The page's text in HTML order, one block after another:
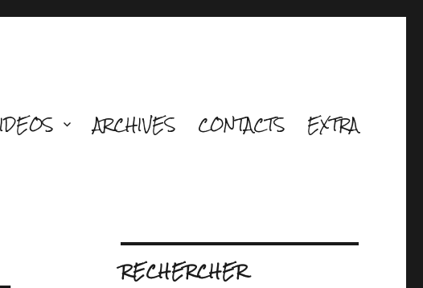
ARCHIVES CONTACTS EXTRA
RECHERCHER